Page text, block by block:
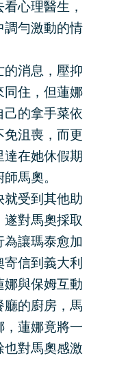
心理醫生，
調勻激動的情
的消息，壓抑
同住，但蓮娜
己的拿手菜依
沮喪，而更
在她休假期
廚師馬奧。
就受到其他助
對馬奧採取
讓瑪泰愈加
信到義大利
娜與保姆互動
廳的廚房，馬
，蓮娜竟將一
也對馬奧感激